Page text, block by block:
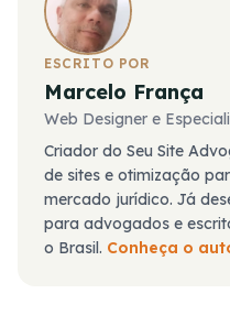
ESCRITO POR
Marcelo França
Web Designer e
Criador do Seu Site
de sites e otimização
mercado jurídico. Já
para advogados e
o Brasil. Conheça o